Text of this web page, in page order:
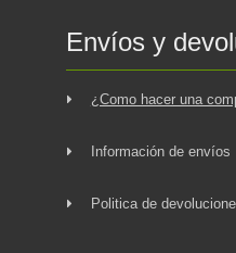
Envíos y
¿Como hacer una
Información de envíos
Politica de